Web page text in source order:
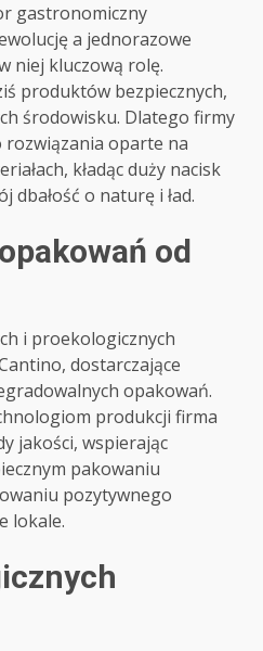
gastronomiczny
a jednorazowe
niej kluczową rolę.
produktów bezpiecznych,
środowisku. Dlatego firmy
rozwiązania oparte na
kładąc duży nacisk
dbałość o naturę i ład.
od
i proekologicznych
dostarczające
opakowań.
produkcji firma
jakości, wspierając
pakowaniu
pozytywnego
lokale.